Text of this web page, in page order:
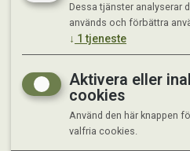
Dessa tjänster analyserar
används och förbättra
↓ 1 tjeneste
Aktivera eller
cookies
Använd den här knappen
valfria cookies.